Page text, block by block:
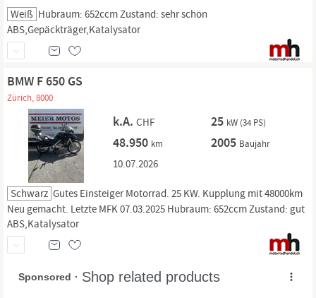
Weiß Hubraum: 652ccm Zustand: sehr schön
ABS,Gepäckträger,Katalysator
BMW F 650 GS
Zürich, 8000
k.A. CHF 25 kW (34 PS)
48.950 km 2005 Baujahr
10.07.2026
Schwarz Gutes Einsteiger Motorrad. 25 KW. Kupplung mit 48000km
Neu gemacht. Letzte MFK 07.03.2025 Hubraum: 652ccm Zustand: gut
ABS,Katalysator